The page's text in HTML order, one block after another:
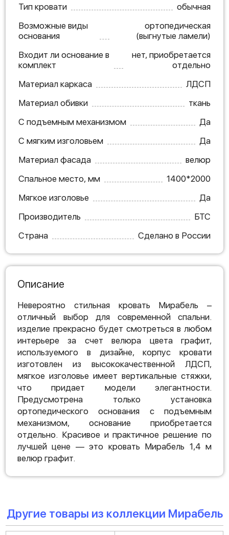
Тип кровати
обычная
Возможные виды
основания
ортопедическая
(выгнутые ламели)
Входит ли основание в
комплект
нет, приобретается
отдельно
Материал каркаса
ЛДСП
Материал обивки
ткань
С подъемным механизмом
Да
С мягким изголовьем
Да
Материал фасада
велюр
Спальное место, мм
1400*2000
Мягкое изголовье
Да
Производитель
БТС
Страна
Сделано в России
Описание
Невероятно стильная кровать Мирабель –
отличный выбор для современной спальни.
изделие прекрасно будет смотреться в любом
интерьере за счет велюра цвета графит,
используемого в дизайне, корпус кровати
изготовлен из высококачественной ЛДСП,
мягкое изголовье имеет вертикальные стяжки,
что придает модели элегантности.
Предусмотрена только установка
ортопедического основания с подъемным
механизмом, основание приобретается
отдельно. Красивое и практичное решение по
лучшей цене — это кровать Мирабель 1,4 м
велюр графит.
Другие товары из коллекции Мирабель